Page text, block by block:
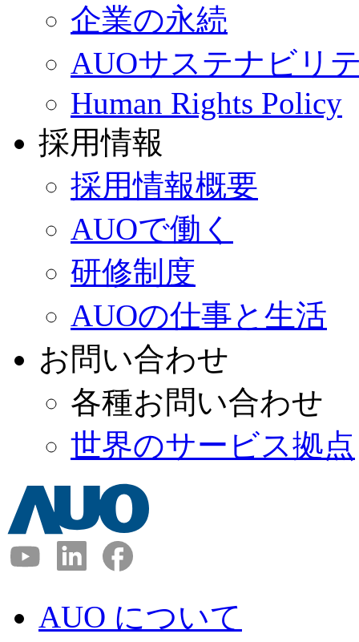
企業の永続
AUOサステナビリ
Human Rights Policy
採用情報
採用情報概要
AUOで働く
研修制度
AUOの仕事と生活
お問い合わせ
各種お問い合わせ
世界のサービス拠点
AUO について